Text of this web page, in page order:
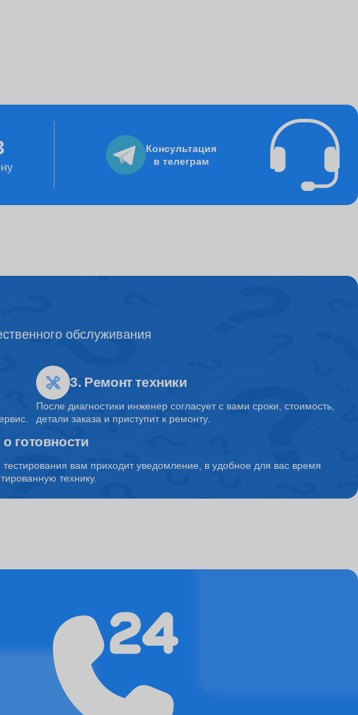
895
8235
4500
4500
5850
1500
Консультация
в телеграм
обслуживания
3. Ремонт техники
После диагностики инженер согласует с вами сроки, стоимость,
детали заказа и приступит к ремонту.
готовности
вам приходит уведомление, в удобное для вас время
технику.